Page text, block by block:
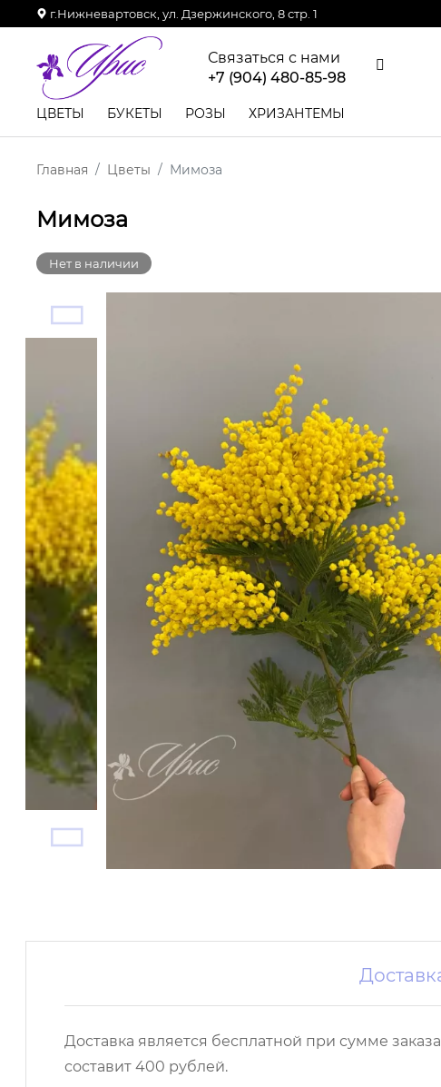
г.Нижневартовск, ул. Дзержинского, 8 стр. 1
Связаться с нами
+7 (904) 480-85-98
ЦВЕТЫ БУКЕТЫ РОЗЫ ХРИЗАНТЕМЫ
Главная Цветы Мимоза
Мимоза
Нет в наличии
Доставка является бесплатной при сумме
составит 400 рублей.